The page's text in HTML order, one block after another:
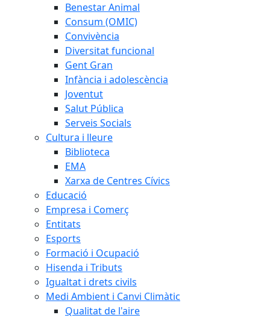
Benestar Animal
Consum (OMIC)
Convivència
Diversitat funcional
Gent Gran
Infància i adolescència
Joventut
Salut Pública
Serveis Socials
Cultura i lleure
Biblioteca
EMA
Xarxa de Centres Cívics
Educació
Empresa i Comerç
Entitats
Esports
Formació i Ocupació
Hisenda i Tributs
Igualtat i drets civils
Medi Ambient i Canvi Climàtic
Qualitat de l'aire